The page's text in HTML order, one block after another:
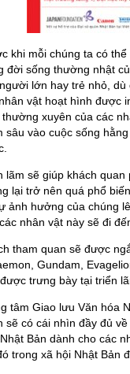
khi mỗi chúng ta có
đời sống thường nhật
lớn hay trẻ nhỏ, dù
vật hoạt hình được
thường xuyên của các
sâu vào cuộc sống
lãm sẽ giúp khách
lại trở nên quá phổ
ảnh hưởng của chúng
nhân vật này sẽ đi
tham quan sẽ được
Gundam,
trưng bày tại triển
tâm Giao lưu Văn hóa
sẽ có cái nhìn đầy đủ
Bản dành cho các
trong xã hội Nhật Bản